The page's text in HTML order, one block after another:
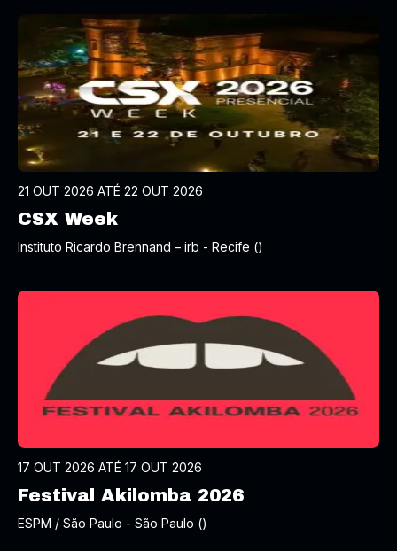
21 OUT 2026 ATÉ 22 OUT 2026
CSX Week
Instituto Ricardo Brennand – irb - Recife ()
17 OUT 2026 ATÉ 17 OUT 2026
Festival Akilomba 2026
ESPM / São Paulo - São Paulo ()